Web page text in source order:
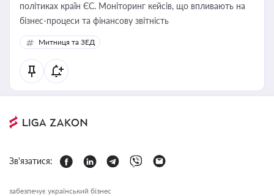
політиках країн ЄС. Моніторинг кейсів, що впливають на
бізнес-процеси та фінансову звітність
Митниця та ЗЕД
Зв'язатися:
забезпечує український бізнес